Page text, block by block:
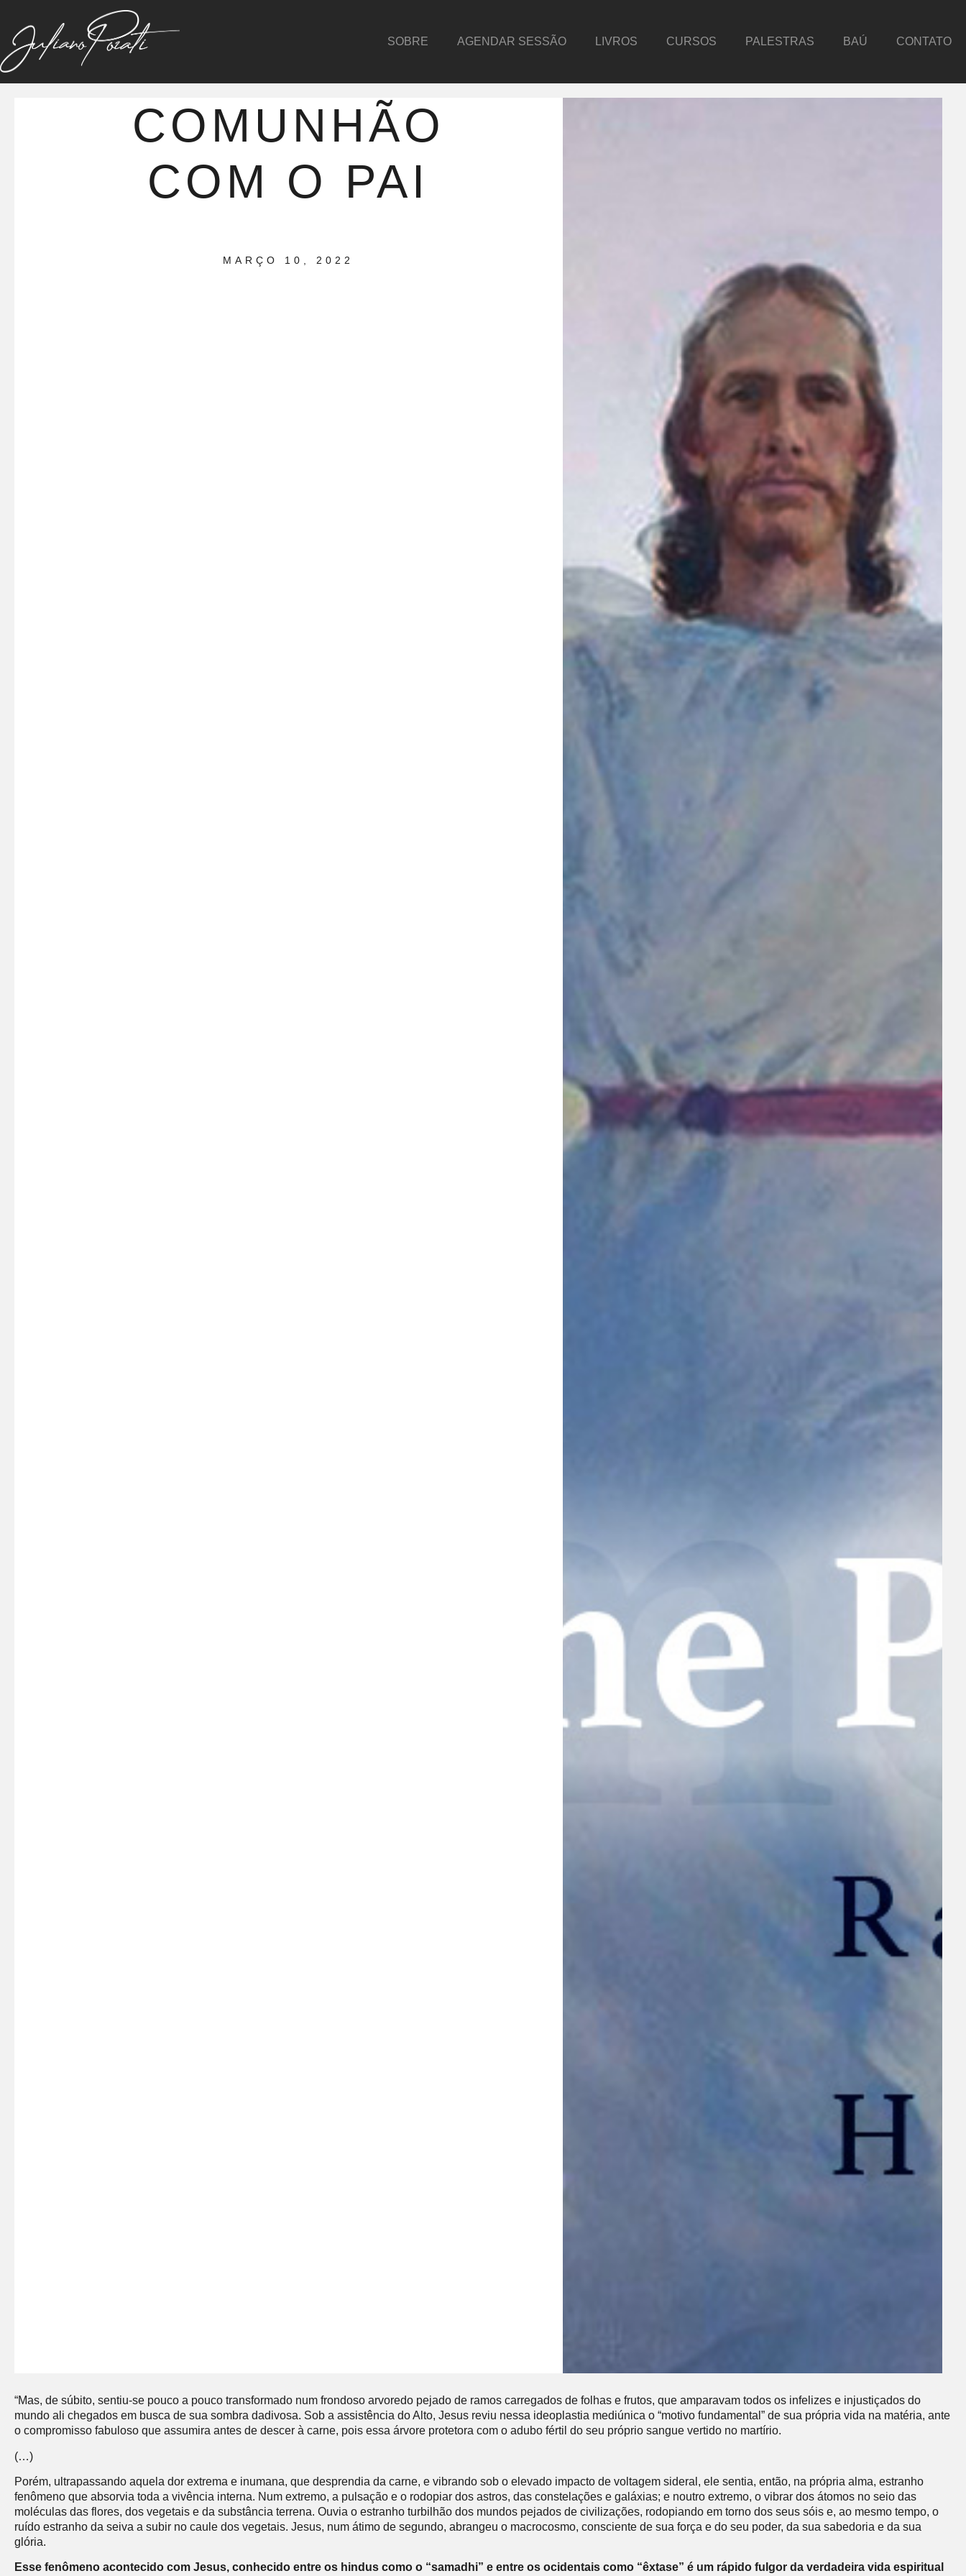
SOBRE AGENDAR SESSÃO LIVROS CURSOS PALESTRAS BAÚ CONTATO
COMUNHÃO
COM O PAI
MARÇO 10, 2022
“Mas, de súbito, sentiu-se pouco a pouco transformado num frondoso arvoredo pejado de ramos carregados de folhas e frutos, que amparavam todos os infelizes e injustiçados do
mundo ali chegados em busca de sua sombra dadivosa. Sob a assistência do Alto, Jesus reviu nessa ideoplastia mediúnica o “motivo fundamental” de sua própria vida na matéria, ante
o compromisso fabuloso que assumira antes de descer à carne, pois essa árvore protetora com o adubo fértil do seu próprio sangue vertido no martírio.
(…)
Porém, ultrapassando aquela dor extrema e inumana, que desprendia da carne, e vibrando sob o elevado impacto de voltagem sideral, ele sentia, então, na própria alma, estranho
fenômeno que absorvia toda a vivência interna. Num extremo, a pulsação e o rodopiar dos astros, das constelações e galáxias; e noutro extremo, o vibrar dos átomos no seio das
moléculas das flores, dos vegetais e da substância terrena. Ouvia o estranho turbilhão dos mundos pejados de civilizações, rodopiando em torno dos seus sóis e, ao mesmo tempo, o
ruído estranho da seiva a subir no caule dos vegetais. Jesus, num átimo de segundo, abrangeu o macrocosmo, consciente de sua força e do seu poder, da sua sabedoria e da sua
glória.
Esse fenômeno acontecido com Jesus, conhecido entre os hindus como o “samadhi” e entre os ocidentais como “êxtase” é um rápido fulgor da verdadeira vida espiritual